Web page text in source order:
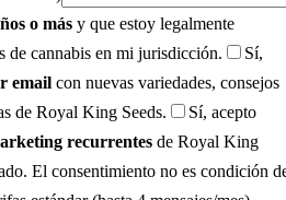
o más y que estoy legalmente
de cannabis en mi jurisdicción.
Sí,
email con nuevas variedades, consejos
de Royal King Seeds.
Sí, acepto
recurrentes de Royal King
El consentimiento no es condición